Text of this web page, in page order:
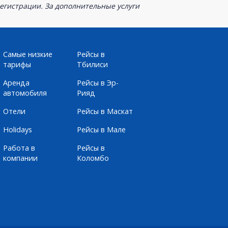
За дополнительные услуги
Самые низкие
тарифы
Аренда
автомобиля
Отели
Holidays
Работа в
компании
Рейсы в
Тбилиси
Рейсы в Эр-
Рияд
Рейсы в Маскат
Рейсы в Мале
Рейсы в
Коломбо